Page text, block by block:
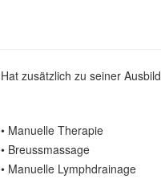
Hat zusätzlich zu seiner
• Manuelle Therapie
• Breussmassage
• Manuelle Lymphdrainage